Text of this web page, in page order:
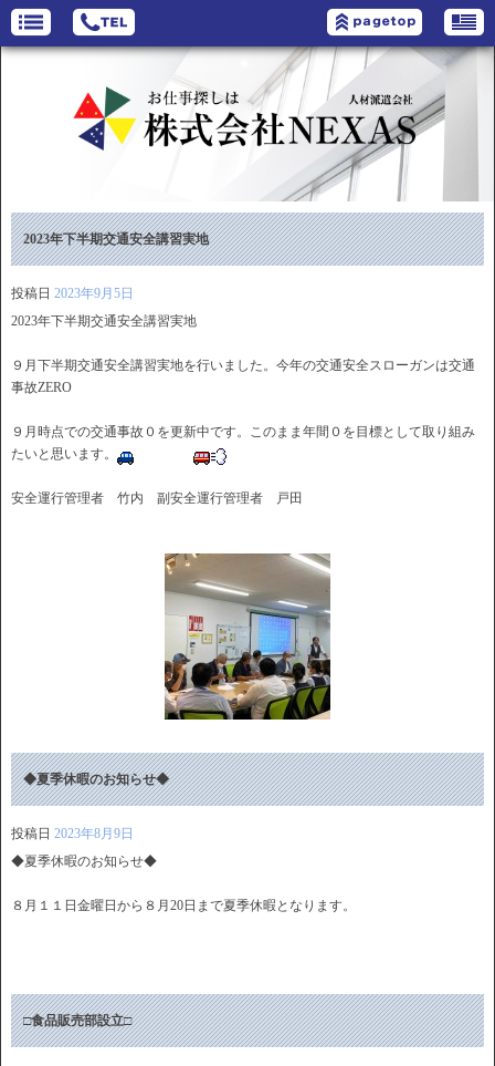
2023年下半期交通安全講習実地
投稿日 2023年9月5日
2023年下半期交通安全講習実地
９月下半期交通安全講習実地を行いました。今年の交通安全スローガンは交通
事故ZERO
９月時点での交通事故０を更新中です。このまま年間０を目標として取り組み
たいと思います。
安全運行管理者 竹内 副安全運行管理者 戸田
◆夏季休暇のお知らせ◆
投稿日 2023年8月9日
◆夏季休暇のお知らせ◆
８月１１日金曜日から８月20日まで夏季休暇となります。
□食品販売部設立□